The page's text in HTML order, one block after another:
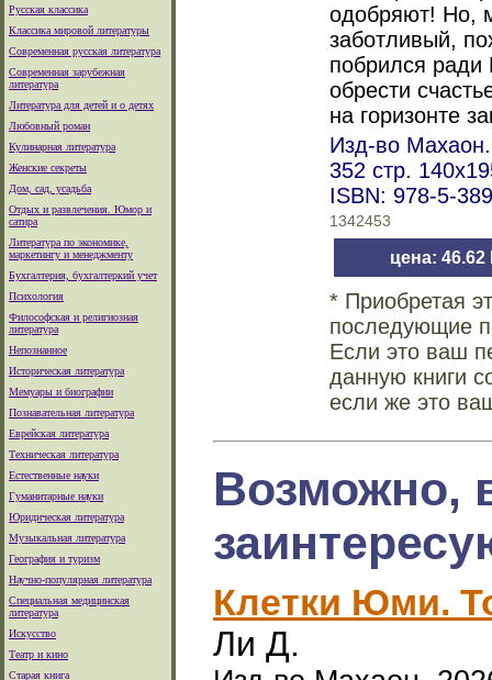
Русская классика
Классика мировой литературы
Современная русская литература
Современная зарубежная
литература
Литература для детей и о детях
Любовный роман
Кулинарная литература
Женские секреты
Дом, сад, усадьба
Отдых и развлечения. Юмор и
сатира
Литература по экономике,
маркетингу и менеджменту
Бухгалтерия, бухгалтеркий учет
Психология
Философская и религиозная
литература
Непознанное
Историческая литература
Мемуары и биографии
Познавательная литература
Еврейская литература
Техническая литература
Естественные науки
Гуманитарные науки
Юридическая литература
Музыкальная литература
География и туризм
Научно-популярная литература
Специальная медицинская
литература
Искусство
Театр и кино
Старая книга
одобряют! Но,
заботливый,
побрился
обрести
на горизонте
Изд-во Махаон.
352 стр.
ISBN: 978-5-
1342453
цена: 46.62
* Приобретая
последующие
Если это ваш
данную книги
если же это
Возможно,
Клетки Юми.
Ли Д.